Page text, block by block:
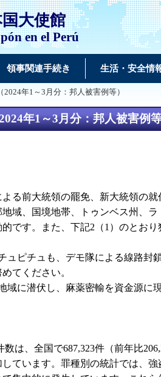
大使館
en el Perú
領事関連手続き 生活・安全情
年1～3月分：邦人被害例等）
年1～3月分：邦人被害例
よる前大統領の罷免、新大統領
域、国境地帯、トゥンベス州、
です。また、下記2（1）のとお
ュピチュも、デモ隊による線路
てください。
域に潜伏し、麻薬密輸を資金源
数は、全国で687,323件（前年比
ています。罪種別の統計では、